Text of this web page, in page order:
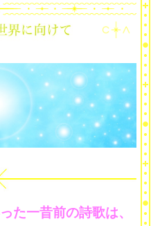
た一昔前の詩歌は、